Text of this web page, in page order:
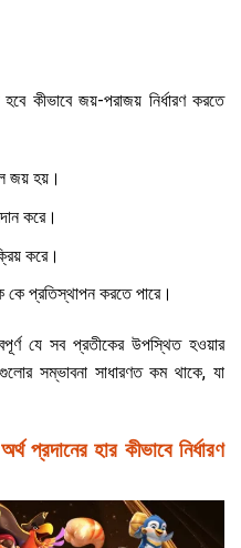
কীভাবে জয়-পরাজয় নির্ধারণ করতে
জয় হয়।
করে।
করে।
প্রতিস্থাপন করতে পারে।
যে সব প্রতীকের উপস্থিত হওয়ার
সম্ভাবনা সাধারণত কম থাকে, যা
প্রদানের হার কীভাবে নির্ধারণ